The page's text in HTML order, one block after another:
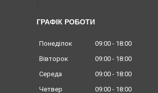
ГРАФІК РОБОТИ
Понеділок 09:00
18:00
Вівторок
09:00
18:00
Середа
09:00
18:00
Четвер
09:00 18:00